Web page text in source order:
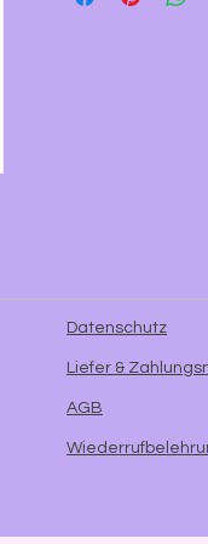
Datenschutz
Liefer &
AGB